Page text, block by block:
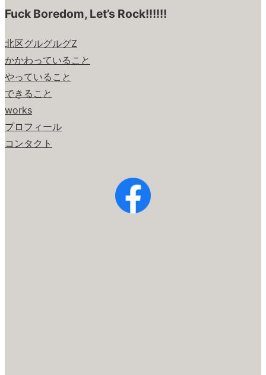
Fuck Boredom, Let’s Rock!!!!!!
北区グルグルグZ
かかわっていること
やっていること
できること
works
プロフィール
コンタクト